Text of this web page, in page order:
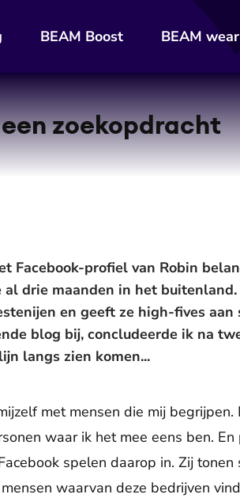
BEAM Boost BEAM wear
zoekopdracht
Facebook-profiel van Robin
al drie maanden in het
en geeft ze high-fives
blog bij, concludeerde ik na
langs zien komen...
met mensen die mij
waar ik het mee eens ben.
spelen daarop in. Zij
waarvan deze bedrijven